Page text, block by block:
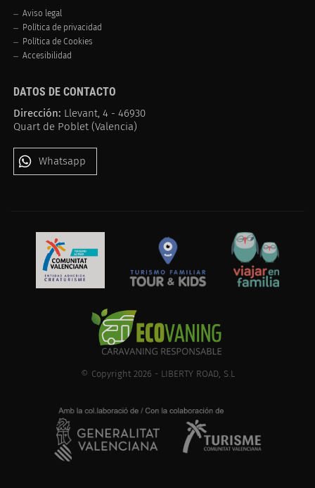
Aviso legal
Política de privacidad
Política de Cookies
Accesibilidad
DATOS DE CONTACTO
Dirección: Llevant, 4 - 46930
Quart de Poblet (Valencia)
Whatsapp
© Copyright 2026 - LIBERTY ROAD, S.L